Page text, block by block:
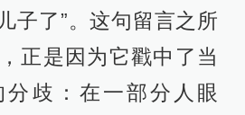
子了”。这句留言之所
正是因为它戳中了当
歧：在一部分人眼